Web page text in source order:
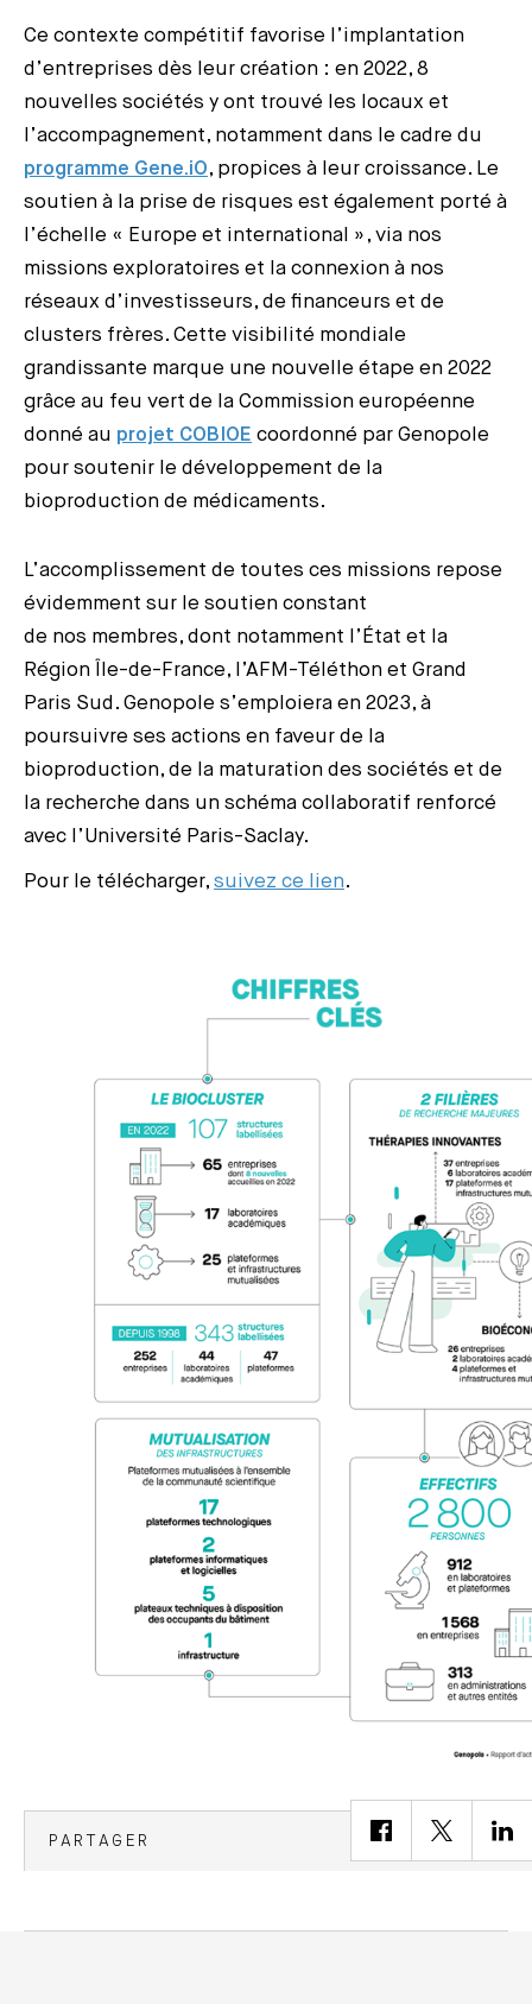
Ce contexte compétitif favorise l’implantation
d’entreprises dès leur création : en 2022, 8
nouvelles sociétés y ont trouvé les locaux et
l’accompagnement, notamment dans le cadre du
programme Gene.iO, propices à leur croissance. Le
soutien à la prise de risques est également porté à
l’échelle « Europe et international », via nos
missions exploratoires et la connexion à nos
réseaux d’investisseurs, de financeurs et de
clusters frères. Cette visibilité mondiale
grandissante marque une nouvelle étape en 2022
grâce au feu vert de la Commission européenne
donné au projet COBIOE coordonné par Genopole
pour soutenir le développement de la
bioproduction de médicaments.
L’accomplissement de toutes ces missions repose
évidemment sur le soutien constant
de nos membres, dont notamment l’État et la
Région Île-de-France, l’AFM-Téléthon et Grand
Paris Sud. Genopole s’emploiera en 2023, à
poursuivre ses actions en faveur de la
bioproduction, de la maturation des sociétés et de
la recherche dans un schéma collaboratif renforcé
avec l’Université Paris-Saclay.
Pour le télécharger, suivez ce lien.
PARTAGER